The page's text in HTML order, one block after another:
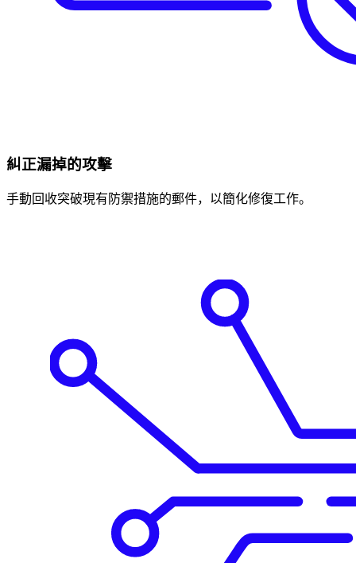
糾正漏掉的攻擊
手動回收突破現有防禦措施的郵件，以簡化修復工作。